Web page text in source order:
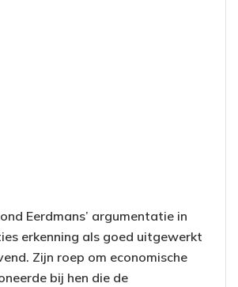
Eerdmans’ argumentatie in
erkenning als goed uitgewerkt
Zijn roep om economische
bij hen die de